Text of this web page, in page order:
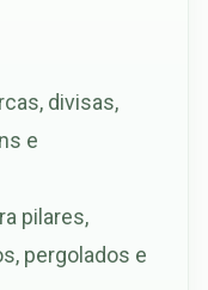
divisas,
e
pilares,
pergolados e